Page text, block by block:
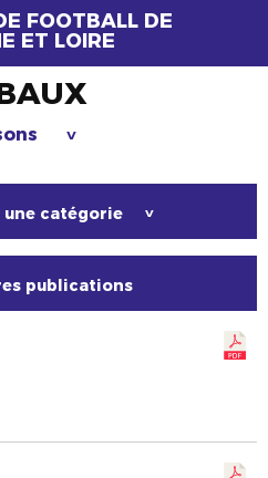
FOOTBALL DE
ET LOIRE
>
catégorie >
publications